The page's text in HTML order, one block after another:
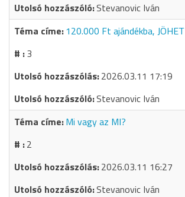
Stevanovic Iván
120.000 Ft ajándékba,
3
2026.03.11 17:19
Stevanovic Iván
Mi vagy az MI?
2
2026.03.11 16:27
Stevanovic Iván